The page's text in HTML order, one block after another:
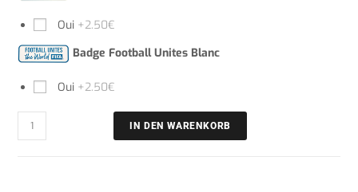
Oui +2.50€
Badge Football Unites Blanc
Oui +2.50€
IN DEN WARENKORB